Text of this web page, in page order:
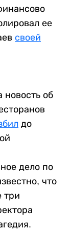
ее
своей
новость об
до
дело по
что
три